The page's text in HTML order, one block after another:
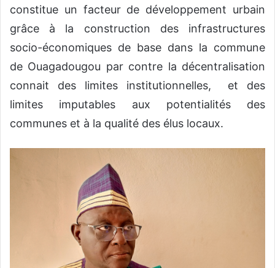
constitue un facteur de développement urbain
grâce à la construction des infrastructures
socio-économiques de base dans la commune
de Ouagadougou par contre la décentralisation
connait des limites institutionnelles, et des
limites imputables aux potentialités des
communes et à la qualité des élus locaux.